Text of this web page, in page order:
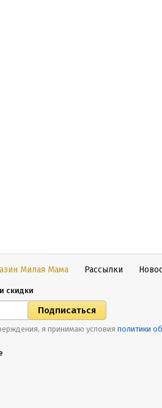
Милая Мама Рассылки
скидки
я принимаю условия политики